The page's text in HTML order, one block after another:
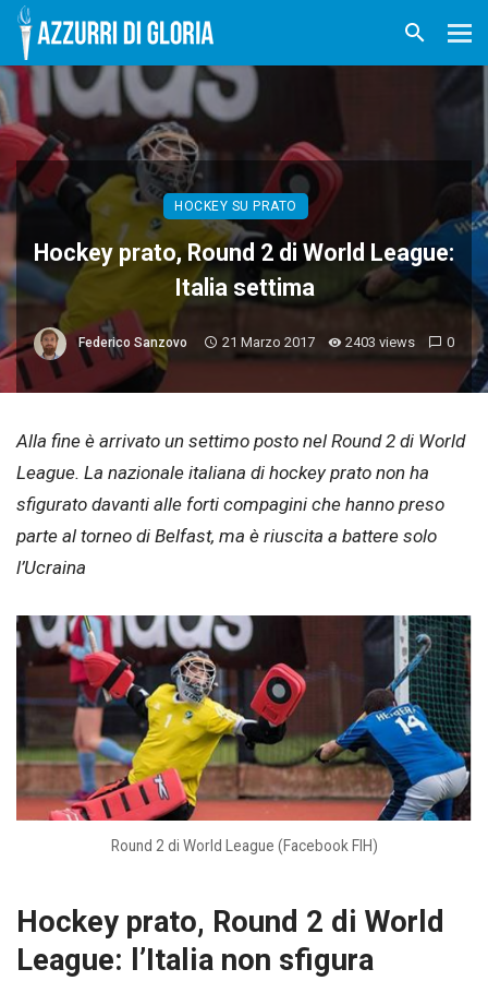
HOCKEY SU PRATO
Hockey prato, Round 2 di World League:
Italia settima
Federico Sanzovo 21 Marzo 2017 2403 views 0
Alla fine è arrivato un settimo posto nel Round 2 di World
League. La nazionale italiana di hockey prato non ha
sfigurato davanti alle forti compagini che hanno preso
parte al torneo di Belfast, ma è riuscita a battere solo
l’Ucraina
Round 2 di World League (Facebook FIH)
Hockey prato, Round 2 di World
League: l’Italia non sfigura